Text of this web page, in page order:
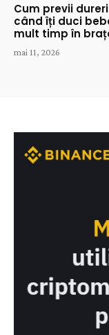
Cum previi
când îți duci
mult timp în
mai 11, 2026